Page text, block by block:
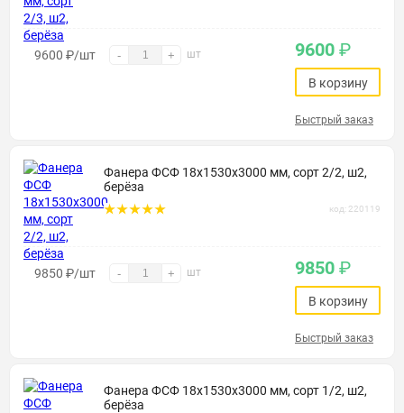
9600 ₽/шт - + шт 9600 ₽
В корзину
Быстрый заказ
Фанера ФСФ 18х1530х3000 мм, сорт 2/2, ш2,
берёза
код: 220119
9850 ₽/шт - + шт 9850 ₽
В корзину
Быстрый заказ
Фанера ФСФ 18х1530х3000 мм, сорт 1/2, ш2,
берёза